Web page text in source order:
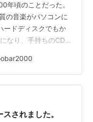
年頃のことだった。
の音楽がパソコンに
ードディスクでもか
なり、手持ちのCD
とを覚えた。あれか
本的に同じことをし
で一番ポピュラーだ
の今までメインの
去年あたりから
されました。